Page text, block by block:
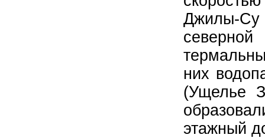
Джилы-Су
них
(Ущелье
этажный